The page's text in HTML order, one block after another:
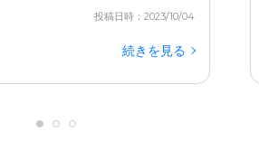
投稿日時：2023/10/04
続きを見る